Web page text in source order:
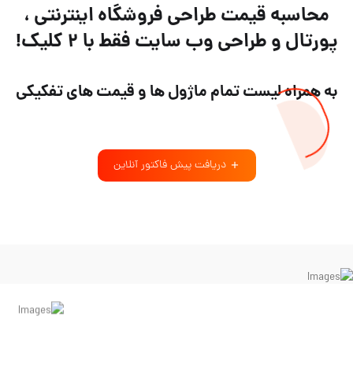
محاسبه قیمت طراحی فروشگاه اینترنتی ،
پورتال و طراحی وب سایت فقط با ۲ کلیک!
به همراه لیست تمام ماژول ها و قیمت های تفکیکی
دریافت پیش فاکتور آنلاین